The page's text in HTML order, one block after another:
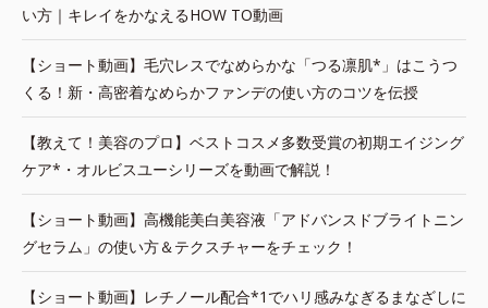
い方｜キレイをかなえるHOW TO動画
【ショート動画】毛穴レスでなめらかな「つる凛肌*」はこうつ
くる！新・高密着なめらかファンデの使い方のコツを伝授
【教えて！美容のプロ】ベストコスメ多数受賞の初期エイジング
ケア*・オルビスユーシリーズを動画で解説！
【ショート動画】高機能美白美容液「アドバンスドブライトニン
グセラム」の使い方＆テクスチャーをチェック！
【ショート動画】レチノール配合*1でハリ感みなぎるまなざしに